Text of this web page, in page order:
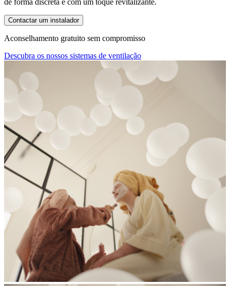
Contactar um instalador
Aconselhamento gratuito sem compromisso
Descubra os nossos sistemas de ventilação